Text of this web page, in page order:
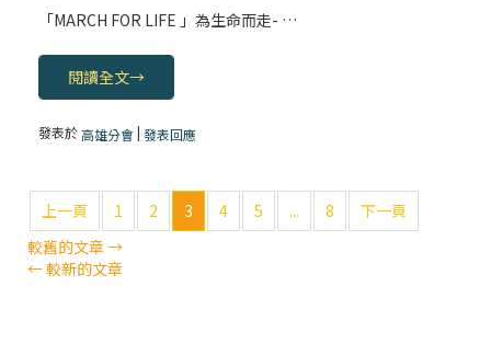
「MARCH FOR LIFE 」為生命而走- …
閱讀全文→
發表於高雄分會|發表回應
上一頁 1 2 3 4 5 ... 8
下一頁
較舊的文章→
←較新的文章